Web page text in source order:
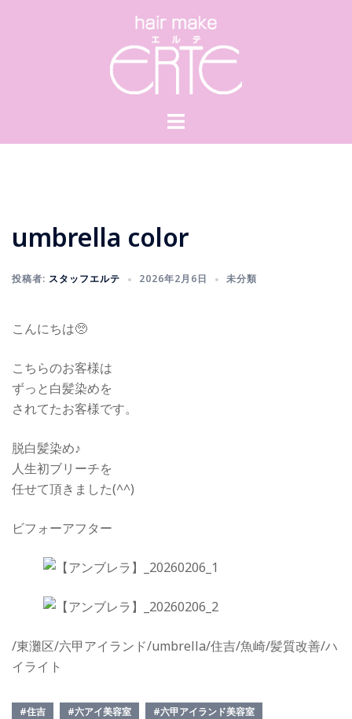
umbrella color
投稿者: スタッフエルテ 2026年2月6日 未分類
こんにちは🥺
こちらのお客様は
ずっと白髪染めを
されてたお客様です。
脱白髪染め♪
人生初ブリーチを
任せて頂きました(^^)
ビフォーアフター
/東灘区/六甲アイランド/umbrella/住吉/魚崎/髪質改善/ハ
イライト
#住吉 #六アイ美容室
#六甲アイランド美容室